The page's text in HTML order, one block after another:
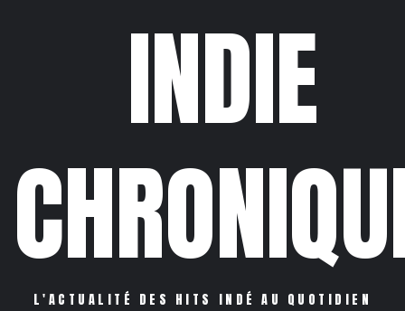
INDIE
L'ACTUALITÉ DES HITS INDÉ AU QUOTIDIEN